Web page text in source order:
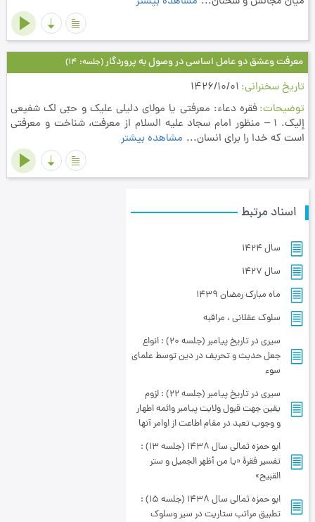
معرفت وعشق دو عامل اساسی در وصول به پروردگار(جلسه: 14)
تاریخ سخنرانی 1426/10/01
توضیحات فقره دعاء: معرفتي يا مولاي دليلي عليك و حبّي لك شفيعي
إليك. 1 – منظور امام سجاد عليه السلام از معرفت، شناخت و معرفتي
است كه خدا را براي انسان... مشاهده بیشتر
اسناد مرتبط
سال 1424
سال 1427
ماه مبارک رمضان ۱۴۳۹
سلوک عقلانی ، مراقبه
سیری در تاریخ پیامبر (جلسه 20) : انواع
جعل حدیث و تحریف در دین توسط علمای
سوء
سیری در تاریخ پیامبر (جلسه 22) : لزوم
یقین جهت قبول ولایت پیامبر وائمه اطهار
و وجوب تعبد در مقام اطاعت از اوامر آنها
ابو حمزه ثمالی سال 1438 (جلسه 13) :
تفسیر فقرۀ «یا من أظهر الجمیل و ستر
القبیح»
ابو حمزه ثمالی سال 1438 (جلسه 15) :
تطبیق مراتب ستاریت در سیر وسلوک